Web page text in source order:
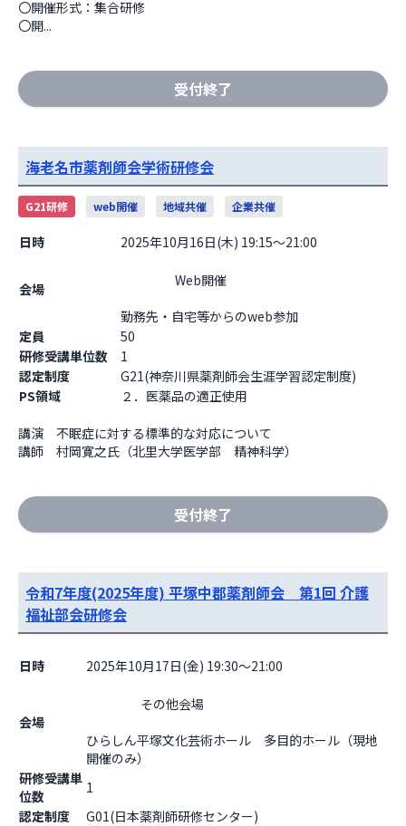
〇開催形式：集合研修
〇開...
受付終了
海老名市薬剤師会学術研修会
G21研修 web開催 地域共催 企業共催
日時 2025年10月16日(木) 19:15～21:00
会場
勤務先・自宅等からのweb参加
定員
50
研修受講単位数
1
認定制度
G21(神奈川県薬剤師会生涯学習認定制度)
PS領域
２．医薬品の適正使用
講演　不眠症に対する標準的な対応について
講師　村岡寛之氏（北里大学医学部　精神科学）
受付終了
令和7年度(2025年度) 平塚中郡薬剤師会 第1回 介護
福祉部会研修会
日時 2025年10月17日(金) 19:30～21:00
会場
ひらしん平塚文化芸術ホール　多目的ホール（現地
開催のみ）
研修受講単
位数
1
認定制度
G01(日本薬剤師研修センター)